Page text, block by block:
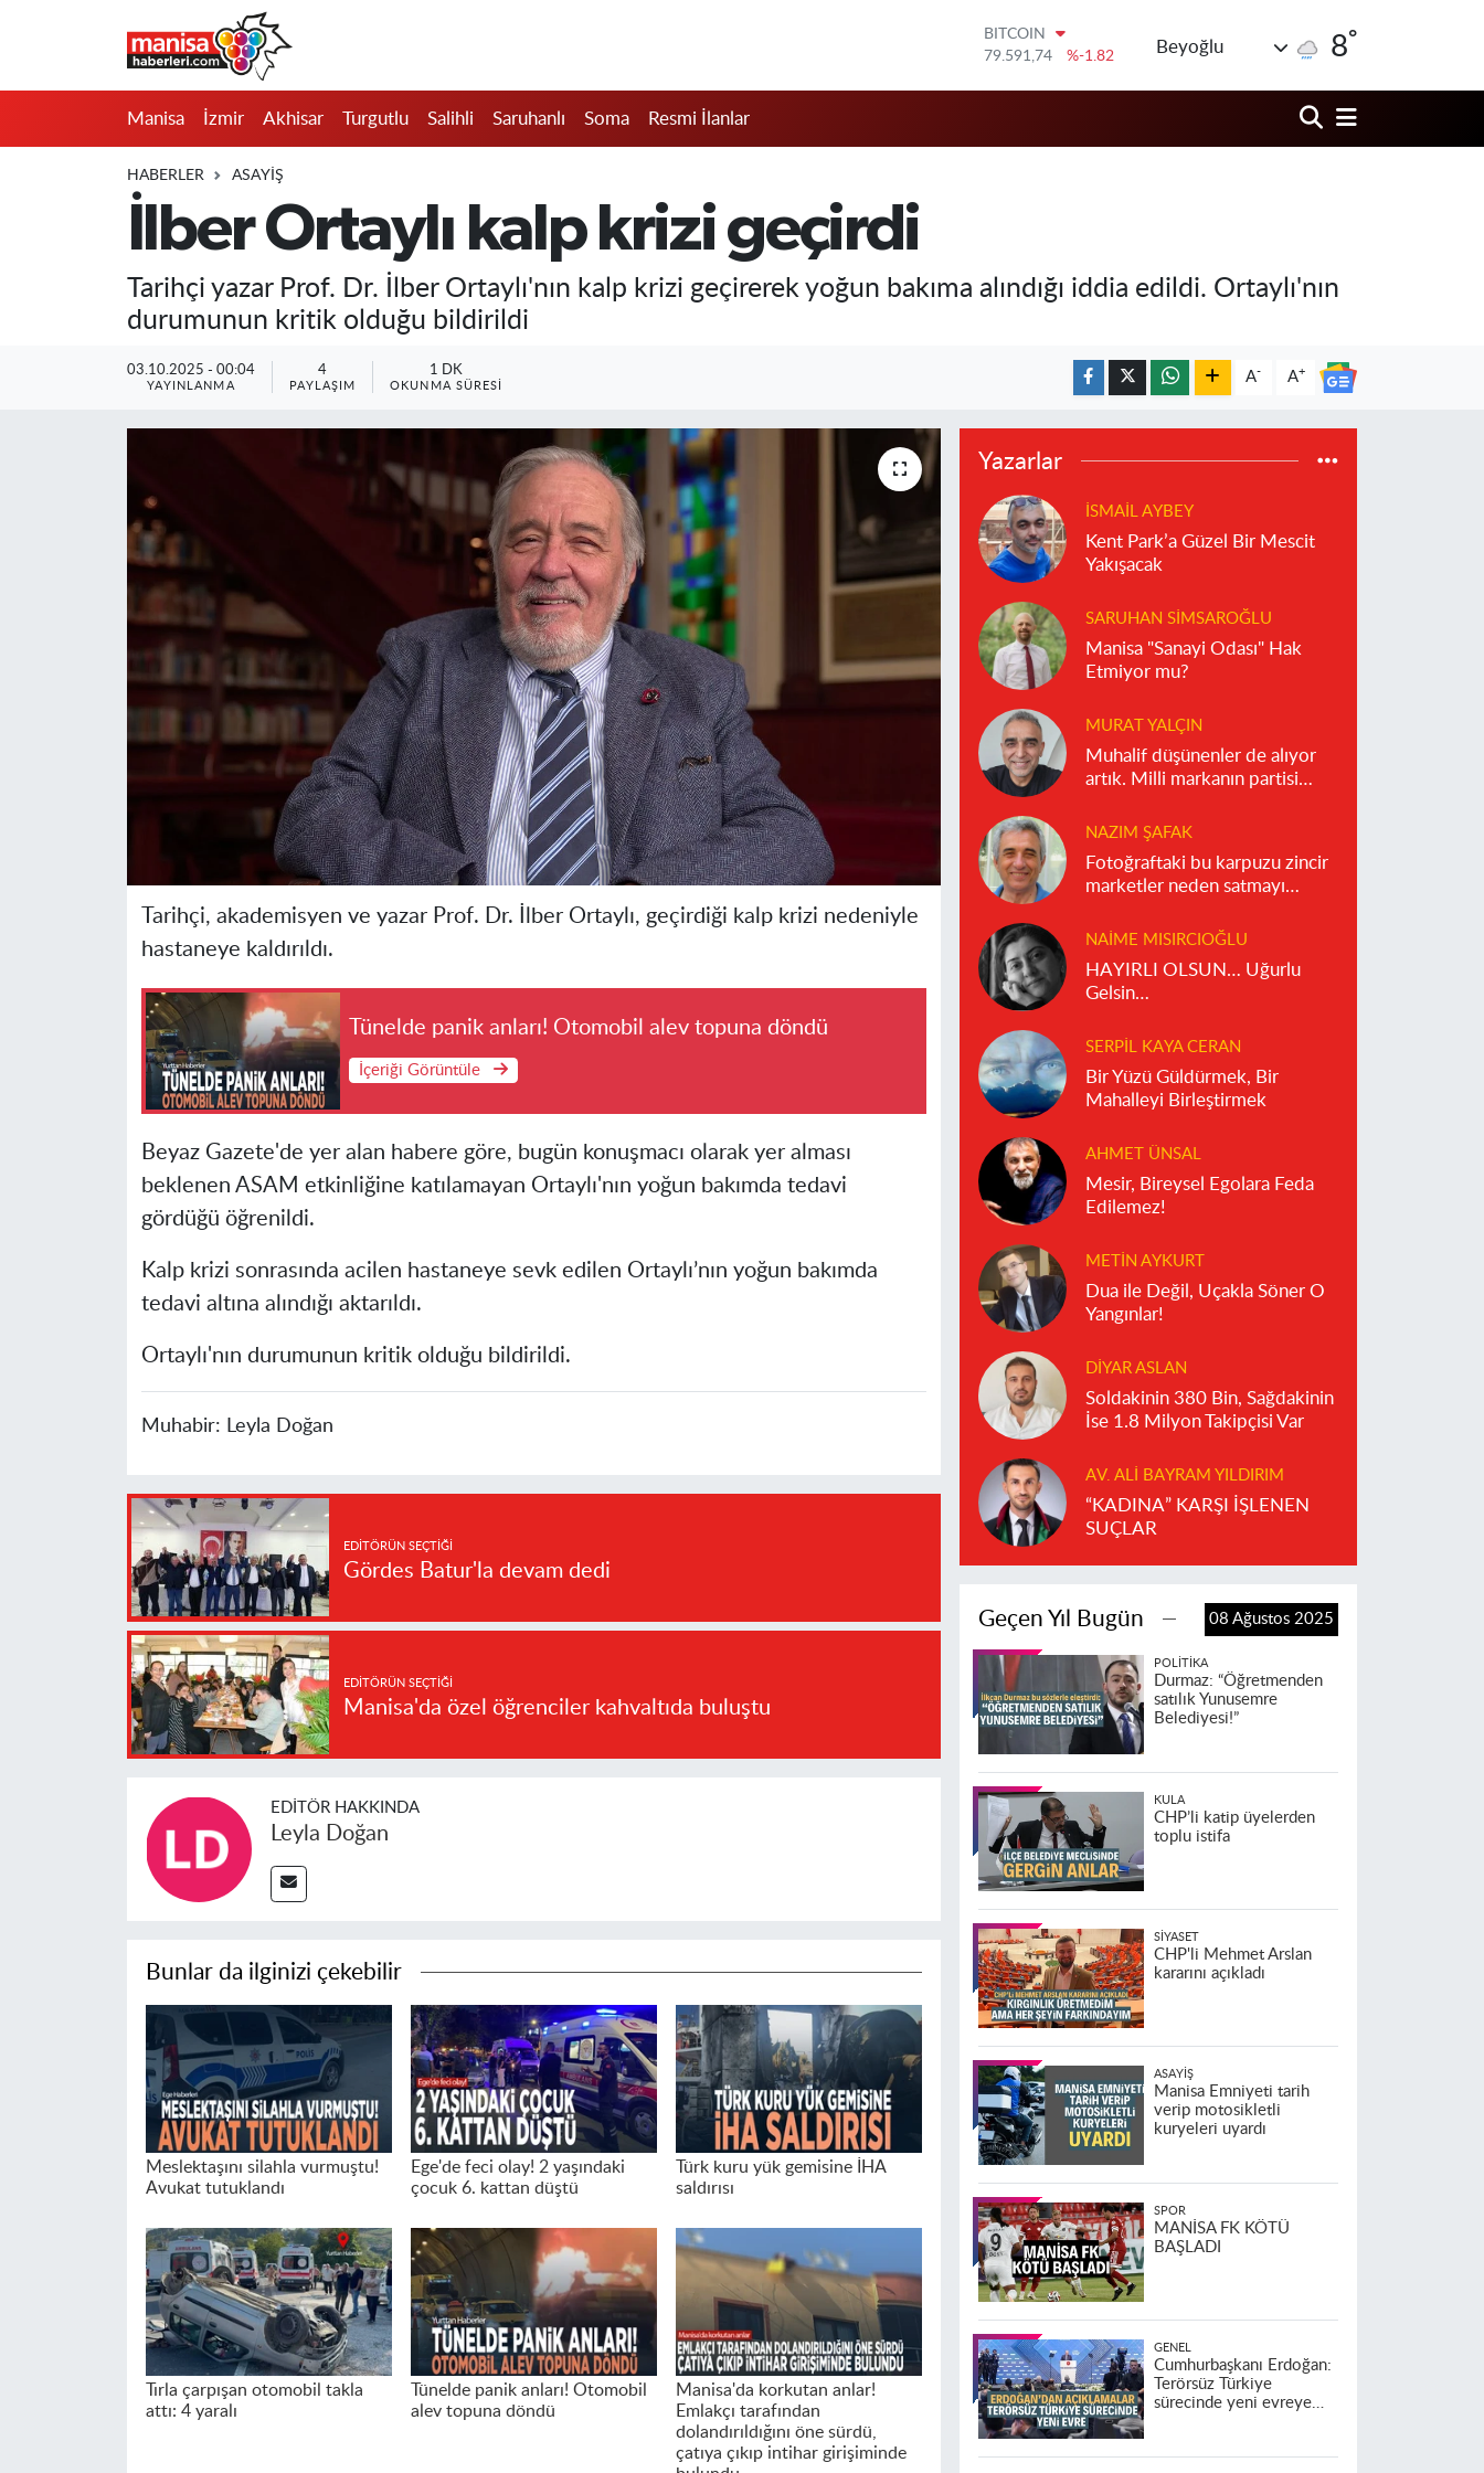
DOLAR
45,43620
%0.02
EURO
Beyoğlu 8°
Manisa İzmir Akhisar Turgutlu Salihli Saruhanlı Soma Resmi İlanlar
HABERLER ASAYIŞ
İlber Ortaylı kalp krizi geçirdi
Tarihçi yazar Prof. Dr. İlber Ortaylı'nın kalp krizi geçirerek yoğun bakıma alındığı iddia edildi. Ortaylı'nın
durumunun kritik olduğu bildirildi
03.10.2025 - 00:04
YAYINLANMA
4
PAYLAŞIM
1 DK
OKUNMA SÜRESI
A- A+
Tarihçi, akademisyen ve yazar Prof. Dr. İlber Ortaylı, geçirdiği kalp krizi nedeniyle
hastaneye kaldırıldı.
Tünelde panik anları! Otomobil alev topuna döndü
İçeriği Görüntüle
Beyaz Gazete'de yer alan habere göre, bugün konuşmacı olarak yer alması
beklenen ASAM etkinliğine katılamayan Ortaylı'nın yoğun bakımda tedavi
gördüğü öğrenildi.
Kalp krizi sonrasında acilen hastaneye sevk edilen Ortaylı’nın yoğun bakımda
tedavi altına alındığı aktarıldı.
Ortaylı'nın durumunun kritik olduğu bildirildi.
Muhabir: Leyla Doğan
EDITÖRÜN SEÇTIĞI
Gördes Batur'la devam dedi
EDITÖRÜN SEÇTIĞI
Manisa'da özel öğrenciler kahvaltıda buluştu
EDITÖR HAKKINDA
Leyla Doğan
Bunlar da ilginizi çekebilir
Meslektaşını silahla vurmuştu!
Avukat tutuklandı
Ege'de feci olay! 2 yaşındaki
çocuk 6. kattan düştü
Türk kuru yük gemisine İHA
saldırısı
Tırla çarpışan otomobil takla
attı: 4 yaralı
Tünelde panik anları! Otomobil
alev topuna döndü
Manisa'da korkutan anlar!
Emlakçı tarafından
dolandırıldığını öne sürdü,
çatıya çıkıp intihar girişiminde
Yazarlar
İSMAIL AYBEY
Kent Park’a Güzel Bir Mescit
Yakışacak
SARUHAN SIMSAROĞLU
Manisa "Sanayi Odası" Hak
Etmiyor mu?
MURAT YALÇIN
Muhalif düşünenler de alıyor
artık. Milli markanın partisi
NAZIM ŞAFAK
Fotoğraftaki bu karpuzu zincir
marketler neden satmayı
NAIME MISIRCIOĞLU
HAYIRLI OLSUN… Uğurlu
Gelsin…
SERPIL KAYA CERAN
Bir Yüzü Güldürmek, Bir
Mahalleyi Birleştirmek
AHMET ÜNSAL
Mesir, Bireysel Egolara Feda
Edilemez!
METIN AYKURT
Dua ile Değil, Uçakla Söner O
Yangınlar!
DIYAR ASLAN
Soldakinin 380 Bin, Sağdakinin
İse 1.8 Milyon Takipçisi Var
AV. ALI BAYRAM YILDIRIM
“KADINA” KARŞI İŞLENEN
SUÇLAR
Geçen Yıl Bugün 08 Ağustos 2025
POLITIKA
Durmaz: “Öğretmenden
satılık Yunusemre
Belediyesi!”
KULA
CHP’li katip üyelerden
toplu istifa
SIYASET
CHP'li Mehmet Arslan
kararını açıkladı
ASAYIŞ
Manisa Emniyeti tarih
verip motosikletli
kuryeleri uyardı
SPOR
MANİSA FK KÖTÜ
BAŞLADI
GENEL
Cumhurbaşkanı Erdoğan:
Terörsüz Türkiye
sürecinde yeni evreye
Saruhanlı
Manisa Nöbetçi Eczaneler
Manisa Namaz Vakitleri
Manisa Trafik Yoğunluk Haritası
Süper Lig Puan Durumu ve Fikstür
Tüm Manşetler